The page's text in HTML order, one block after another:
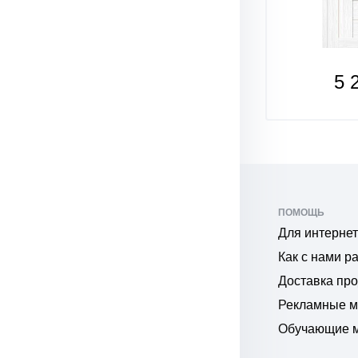
5
ПОМОЩЬ
Для
Как с нами
Доставка
Рекламные
Обучающие